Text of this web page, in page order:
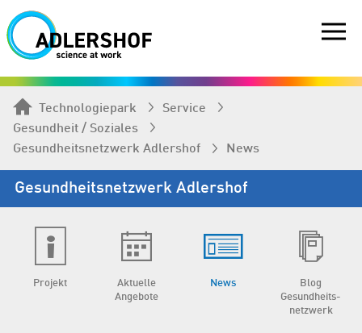
Technologiepark
Service
Gesundheit / Soziales
Gesundheits­netzwerk Adlershof
News
Gesundheits­netzwerk Adlershof
Projekt
Aktuelle
Angebote
News
Blog
Gesundheits­
netzwerk